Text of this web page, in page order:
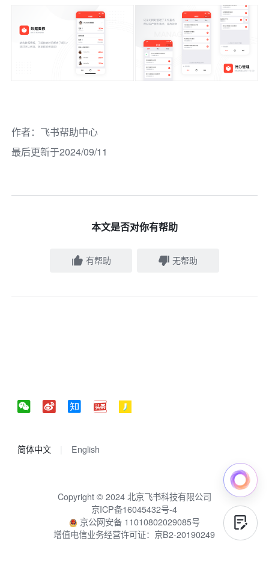
作者： 飞书帮助中心
最后更新于2024/09/11
本文是否对你有帮助
有帮助 无帮助
简体中文 English
Copyright © 2024 北京飞书科技有限公司
京ICP备16045432号-4
京公网安备 11010802029085号
增值电信业务经营许可证：京B2-20190249